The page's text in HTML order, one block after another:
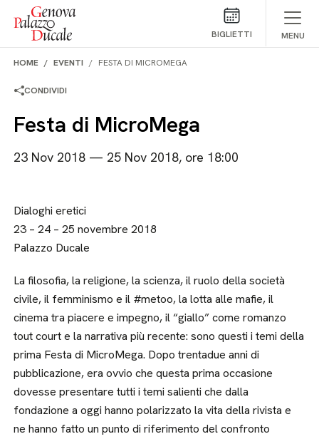
Salta al contenuto
BIGLIETTI MENU
HOME EVENTI FESTA DI MICROMEGA
CONDIVIDI
Festa di MicroMega
23 Nov 2018 — 25 Nov 2018, ore 18:00
Dialoghi eretici
23 – 24 – 25 novembre 2018
Palazzo Ducale
La filosofia, la religione, la scienza, il ruolo della società
civile, il femminismo e il #metoo, la lotta alle mafie, il
cinema tra piacere e impegno, il “giallo” come romanzo
tout court e la narrativa più recente: sono questi i temi della
prima Festa di MicroMega. Dopo trentadue anni di
pubblicazione, era ovvio che questa prima occasione
dovesse presentare tutti i temi salienti che dalla
fondazione a oggi hanno polarizzato la vita della rivista e
ne hanno fatto un punto di riferimento del confronto